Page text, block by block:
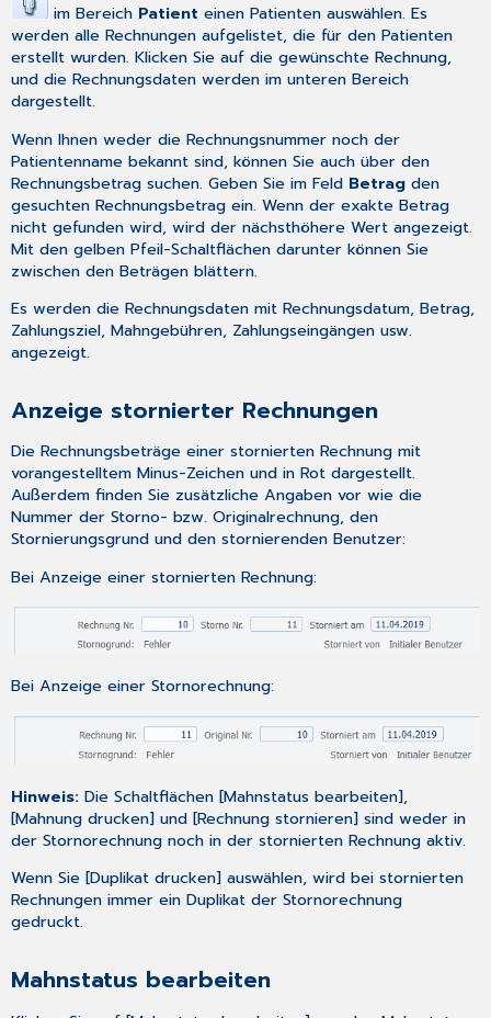
im Bereich Patient einen Patienten auswählen. Es
werden alle Rechnungen aufgelistet, die für den Patienten
erstellt wurden. Klicken Sie auf die gewünschte Rechnung,
und die Rechnungsdaten werden im unteren Bereich
dargestellt.
Wenn Ihnen weder die Rechnungsnummer noch der
Patientenname bekannt sind, können Sie auch über den
Rechnungsbetrag suchen. Geben Sie im Feld Betrag den
gesuchten Rechnungsbetrag ein. Wenn der exakte Betrag
nicht gefunden wird, wird der nächsthöhere Wert angezeigt.
Mit den gelben Pfeil-Schaltflächen darunter können Sie
zwischen den Beträgen blättern.
Es werden die Rechnungsdaten mit Rechnungsdatum, Betrag,
Zahlungsziel, Mahngebühren, Zahlungseingängen usw.
angezeigt.
Anzeige stornierter Rechnungen
Die Rechnungsbeträge einer stornierten Rechnung mit
vorangestelltem Minus-Zeichen und in Rot dargestellt.
Außerdem finden Sie zusätzliche Angaben vor wie die
Nummer der Storno- bzw. Originalrechnung, den
Stornierungsgrund und den stornierenden Benutzer:
Bei Anzeige einer stornierten Rechnung:
Bei Anzeige einer Stornorechnung:
Hinweis:Die Schaltflächen [Mahnstatus bearbeiten],
[Mahnung drucken] und [Rechnung stornieren] sind weder in
der Stornorechnung noch in der stornierten Rechnung aktiv.
Wenn Sie [Duplikat drucken] auswählen, wird bei stornierten
Rechnungen immer ein Duplikat der Stornorechnung
gedruckt.
Mahnstatus bearbeiten